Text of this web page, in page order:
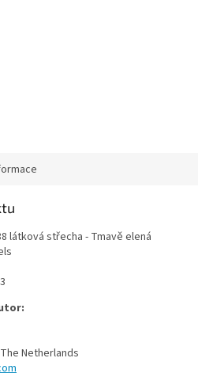
látková střecha - Tmavě elená
Netherlands